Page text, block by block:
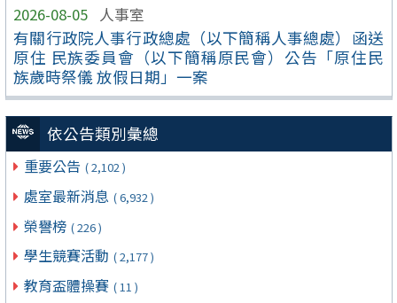
2026-08-05 人事室
有關行政院人事行政總處（以下簡稱人事總處）函送
原住 民族委員會（以下簡稱原民會）公告「原住民
族歲時祭儀 放假日期」一案
依公告類別彙總
重要公告 ( 2,102 )
處室最新消息 ( 6,932 )
榮譽榜 ( 226 )
學生競賽活動 ( 2,177 )
教育盃體操賽 ( 11 )